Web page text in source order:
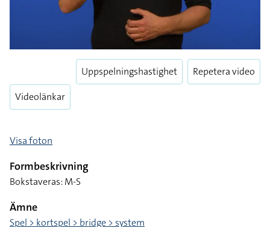
Videolänkar
Uppspelningshastighet Repetera video
Visa foton
Formbeskrivning
Bokstaveras: M-S
Ämne
Spel > kortspel > bridge > system